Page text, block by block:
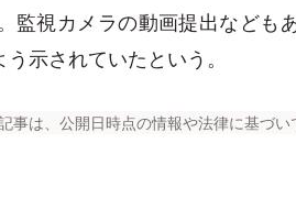
監視カメラの動画提出なども
示されていたという。
事は、公開日時点の情報や法律に基づい